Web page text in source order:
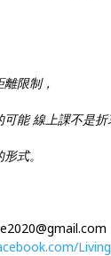
限制，
能 線上課不是折
式。